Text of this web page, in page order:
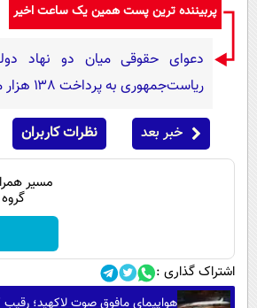
اجتماعی
حیات وحش
سیاست خارجی
پربیننده ترین پست همین یک ساعت اخیر
دعوای حقوقی میان دو نهاد
ریاست‌جمهوری به پرداخت ۱۳۸ هزار میلیارد تومان
خبر بعد نظرات کاربران
مسیر
گروه
اشتراک گذاری :
هواپیمای مافوق صوت لاکهید؛